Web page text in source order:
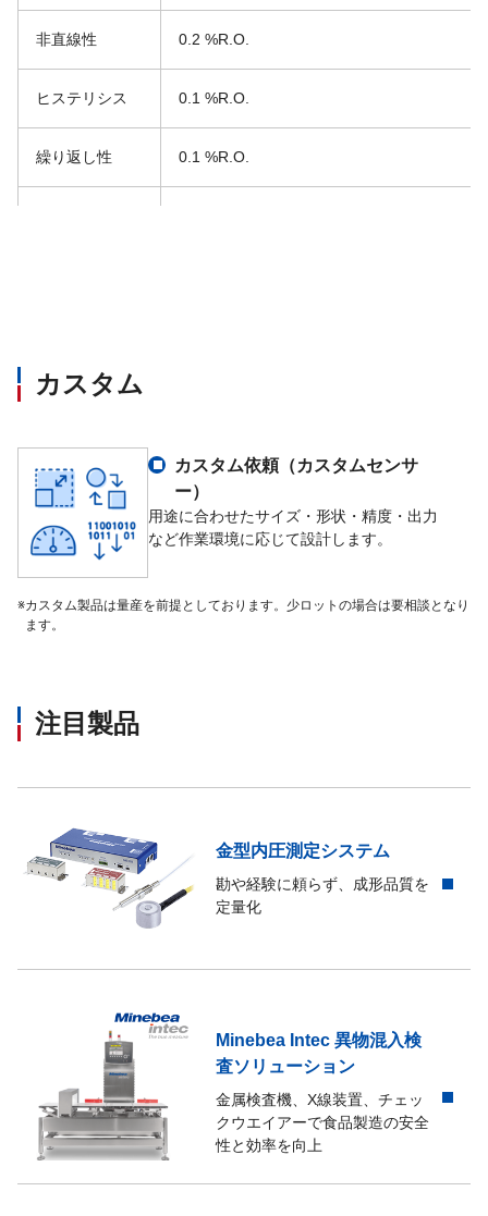
非直線性 0.2 %R.O.
ヒステリシス 0.1 %R.O.
繰り返し性 0.1 %R.O.
入力抵抗
出力抵抗
絶縁抵抗 2,000 MΩ 以上(DC50 V)（ブリッジ～本体間
許容温度範囲
起歪体の材質 合金鋼
カスタム
カスタム依頼（カスタムセンサ
ー）
用途に合わせたサイズ・形状・精度・出力
など作業環境に応じて設計します。
※カスタム製品は量産を前提としております。少ロットの場合は要相談となり
ます。
注目製品
金型内圧測定システム
勘や経験に頼らず、成形品質を
定量化
Minebea Intec 異物混入検
査ソリューション
金属検査機、X線装置、チェッ
クウエイアーで食品製造の安全
性と効率を向上